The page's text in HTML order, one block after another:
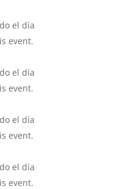
el día
event.
el día
event.
el día
event.
el día
event.